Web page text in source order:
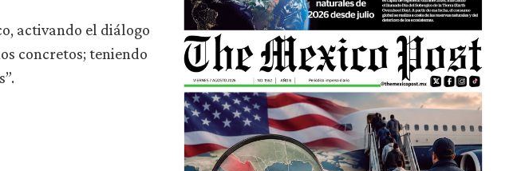
activando el diálogo
concretos; teniendo